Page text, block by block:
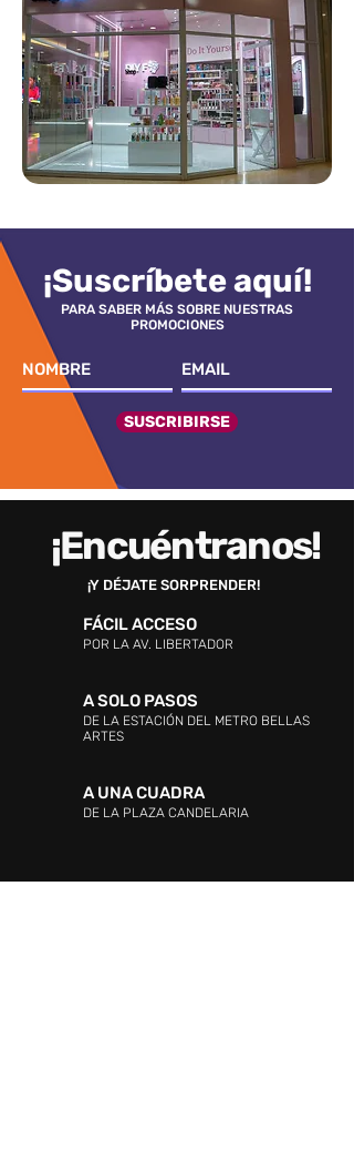
¡Suscríbete aquí!
PARA SABER MÁS SOBRE NUESTRAS
PROMOCIONES
SUSCRIBIRSE
¡Encuéntranos!
¡Y DÉJATE SORPRENDER!
FÁCIL ACCESO
POR LA AV. LIBERTADOR
A SOLO PASOS
DE LA ESTACIÓN DEL METRO BELLAS
ARTES
A UNA CUADRA
DE LA PLAZA CANDELARIA